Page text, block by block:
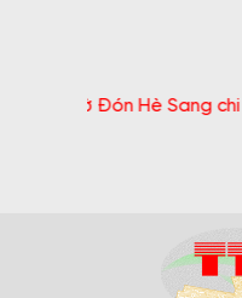
Đón Hè Sang chi tiết tại